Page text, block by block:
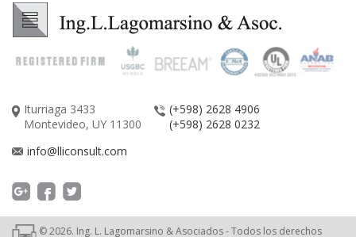
Iturriaga 3433
Montevideo, UY 11300
(+598) 2628 4906
(+598) 2628 0232
info@lliconsult.com
©2026. Ing. L. Lagomarsino & Asociados - Todos los derechos